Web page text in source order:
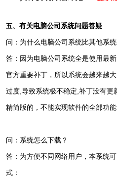
五、有关电脑公司系统问题答疑
问：为什么电脑公司系统比其他系
答：因为电脑公司系统全是使用最
官方重要补丁，所以系统会越来越
过度,导致系统极不稳定,补丁没有更
精简版的，不能实现软件的全部功
问：系统怎么下载？
答：为方便不同网络用户，本系统
式：